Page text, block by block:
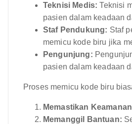
Teknisi Medis: Teknisi
pasien dalam keadaan
Staf Pendukung: Staf
memicu kode biru jika
Pengunjung:
pasien dalam keadaan
Proses memicu kode biru
Memastikan
Memanggil Bantuan: